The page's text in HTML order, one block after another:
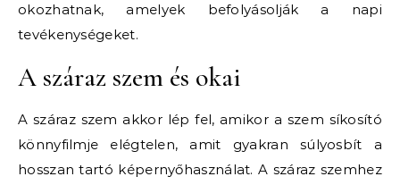
okozhatnak, amelyek befolyásolják a napi
tevékenységeket.
A száraz szem és okai
A száraz szem akkor lép fel, amikor a szem síkosító
könnyfilmje elégtelen, amit gyakran súlyosbít a
hosszan tartó képernyőhasználat. A száraz szemhez